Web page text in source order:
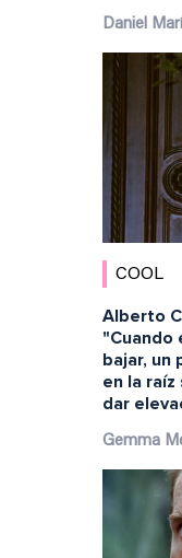
Daniel
COOL
Alberto
"Cuando
bajar, un
en la
dar
Gemma